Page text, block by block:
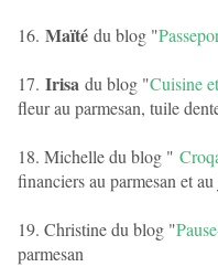
16. Maïté du blog "
17. Irisa du blog "Cuisine
fleur au parmesan, tuile
18. Michelle du blog "
financiers au parmesan et
19. Christine du blog "
parmesan